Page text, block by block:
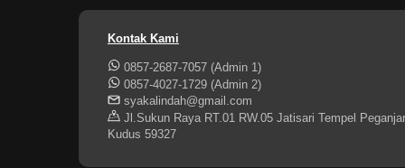
Kontak Kami
0857-2687-7057 (Admin 1)
0857-4027-1729 (Admin 2)
syakalindah@gmail.com
Jl.Sukun Raya RT.01 RW.05 Jatisari Tempel
Kudus 59327